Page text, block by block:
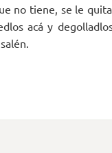
no tiene, se le
acá y